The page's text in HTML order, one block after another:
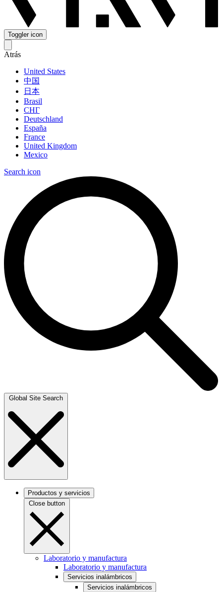
Toggler icon
Atrás
United States
中国
日本
Brasil
СНГ
Deutschland
España
France
United Kingdom
Mexico
Search icon
Global Site Search
Productos y servicios
Close button
Laboratorio y manufactura
Laboratorio y manufactura
Servicios inalámbricos
Servicios inalámbricos